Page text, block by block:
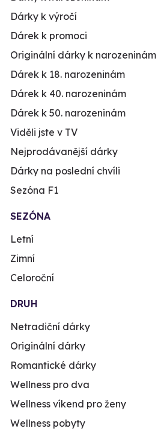
Dárky k výročí
Dárek k promoci
Originální dárky k narozeninám
Dárek k 18. narozeninám
Dárek k 40. narozeninám
Dárek k 50. narozeninám
Viděli jste v TV
Nejprodávanější dárky
Dárky na poslední chvíli
Sezóna F1
SEZÓNA
Letní
Zimní
Celoroční
DRUH
Netradiční dárky
Originální dárky
Romantické dárky
Wellness pro dva
Wellness víkend pro ženy
Wellness pobyty